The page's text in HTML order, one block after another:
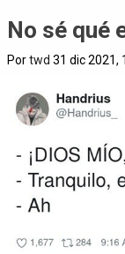
No sé qué
Portwd 31 dic 2021,